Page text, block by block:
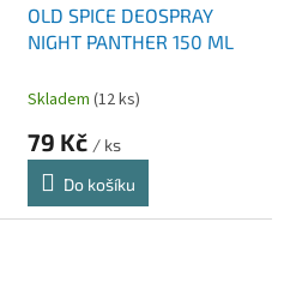
OLD SPICE DEOSPRAY
NIGHT PANTHER 150 ML
Skladem (12 ks)
79 Kč / ks
Do košíku